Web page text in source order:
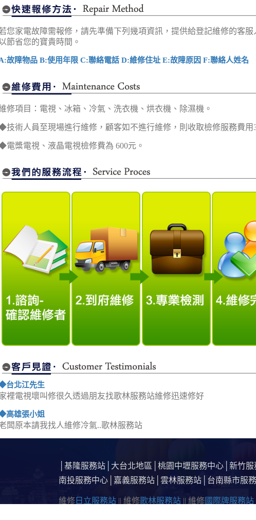
您家電故障需報修，請先準備下列幾項資訊，提供給登記維修的客服
節省您的寶貴時間。
故障物品 B:使用年限 C:聯絡電話 D:維修住址 E:故障原因 F:聯絡人姓名
修項目：電視、冰箱、冷氣、洗衣機、烘衣機、除濕機。
技術人員至現場進行維修，顧客如不進行維修，則收取檢修服務費用
電槳電視、液晶電視檢修費為 600元。
台北江先生
裡電視壞叫修很久透過朋友找歌林服務站維修迅速修好
高雄張小姐
闆原本請我找人維修冷氣..歌林服務站
基隆服務站│ 大台北地區 桃園中壢服務中心│ 新竹服
南投服務中心│ 嘉義服務站│ 雲林服務站│ 台南縣市服
維修日立服務站|| 維修歌林服務站|| 維修國際牌服務站